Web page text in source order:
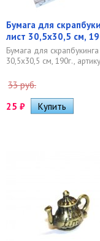
Бумага для
лист 30,5х30,5 см,
Бумага для
30,5х30,5 см, 190г.,
33 руб.
25 ₽